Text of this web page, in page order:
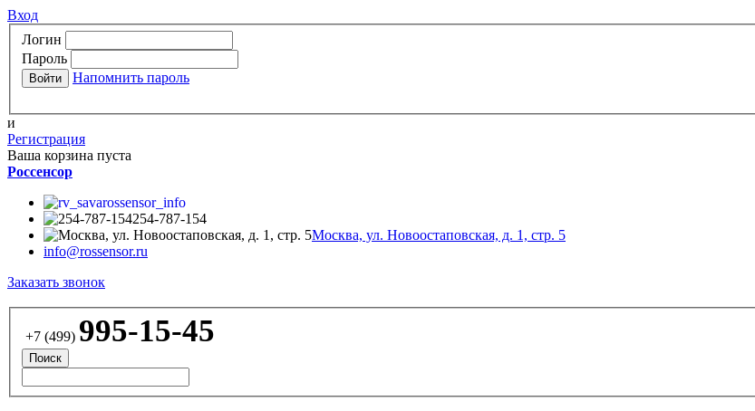
Вход
Логин
Пароль
Напомнить пароль
и
Регистрация
Ваша корзина пуста
Россенсор
rossensor_info
254-787-154
Москва, ул. Новоостаповская, д. 1, стр. 5
info@rossensor.ru
Заказать звонок
+7 (499) 995-15-45